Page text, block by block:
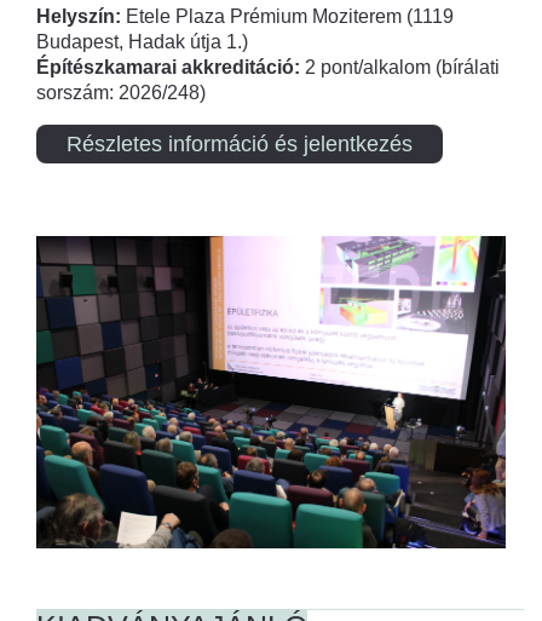
Helyszín: Etele Plaza Prémium Moziterem (1119
Budapest, Hadak útja 1.)
Építészkamarai akkreditáció: 2 pont/alkalom (bírálati
sorszám: 2026/248)
Részletes információ és jelentkezés